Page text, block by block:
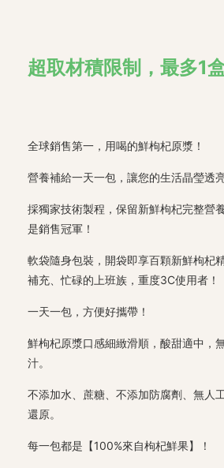
超取材積限制，最多1
全球銷售第一，用喝的鮮枸杞原漿！
營養補給一天一包，讓您的生活晶瑩透
採獨家技術製程，保留新鮮枸杞完整營
是銷售冠軍！
軟袋隨身包裝，開袋即享百顆新鮮枸杞
補充、忙碌的上班族，重度3C使用者！
一天一包，方便好攜帶！
鮮枸杞原漿口感細緻滑順，酸甜適中，
汁。
不添加水、蔗糖、不添加防腐劑、無人
還原。
每一包都是【100%來自枸杞鮮果】！